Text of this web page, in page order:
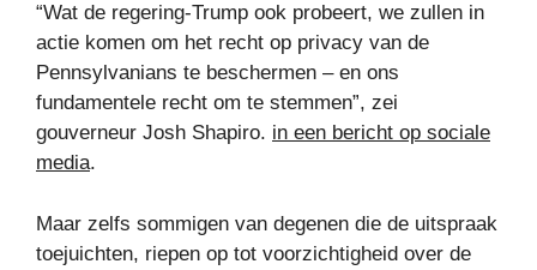
“Wat de regering-Trump ook probeert, we zullen in
actie komen om het recht op privacy van de
Pennsylvanians te beschermen – en ons
fundamentele recht om te stemmen”, zei
gouverneur Josh Shapiro. in een bericht op sociale
media.
Maar zelfs sommigen van degenen die de uitspraak
toejuichten, riepen op tot voorzichtigheid over de